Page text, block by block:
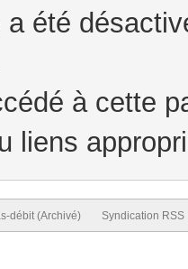
été
à cette
liens
débit (Archivé) Syndication RSS